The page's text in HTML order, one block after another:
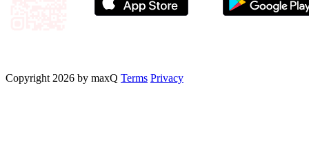
Copyright 2026 by maxQ Terms Privacy